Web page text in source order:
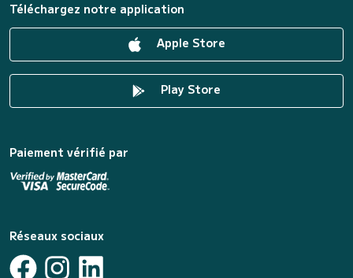
Téléchargez notre application
Apple Store
Play Store
Paiement vérifié par
Réseaux sociaux